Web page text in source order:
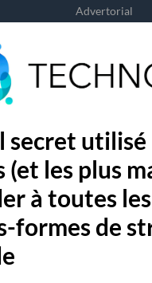
Advertorial
secret utilisé
(et les plus
à toutes
formes de